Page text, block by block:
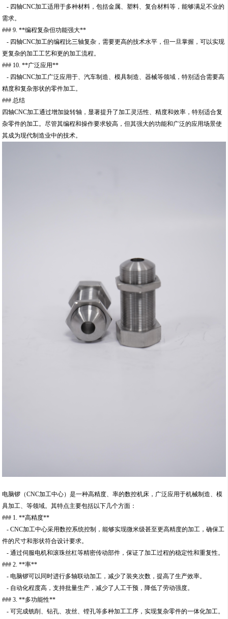
- 四轴CNC加工适用于多种材料，包括金属、塑料、复合材料等，能够满足不业的
需求。
### 9. **编程复杂但功能强大**
- 四轴CNC加工的编程比三轴复杂，需要更高的技术水平，但一旦掌握，可以实现
更复杂的加工工艺和更的加工流程。
### 10. **广泛应用**
- 四轴CNC加工广泛应用于、汽车制造、模具制造、器械等领域，特别适合需要高
精度和复杂形状的零件加工。
### 总结
四轴CNC加工通过增加旋转轴，显著提升了加工灵活性、精度和效率，特别适合复
杂零件的加工。尽管其编程和操作要求较高，但其强大的功能和广泛的应用场景使
其成为现代制造业中的技术。
电脑锣（CNC加工中心）是一种高精度、率的数控机床，广泛应用于机械制造、模
具加工、等领域。其特点主要包括以下几个方面：
### 1. **高精度**
- CNC加工中心采用数控系统控制，能够实现微米级甚至更高精度的加工，确保工
件的尺寸和形状符合设计要求。
- 通过伺服电机和滚珠丝杠等精密传动部件，保证了加工过程的稳定性和重复性。
### 2. **率**
- 电脑锣可以同时进行多轴联动加工，减少了装夹次数，提高了生产效率。
- 自动化程度高，支持批量生产，减少了人工干预，降低了劳动强度。
### 3. **多功能性**
- 可完成铣削、钻孔、攻丝、镗孔等多种加工工序，实现复杂零件的一体化加工。